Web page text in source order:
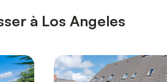
à Los Angeles